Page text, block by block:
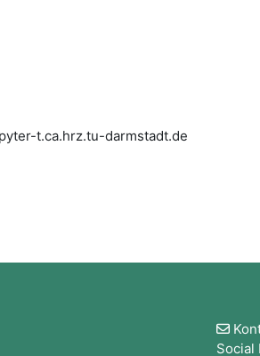
t.ca.hrz.tu-darmstadt.de
Social